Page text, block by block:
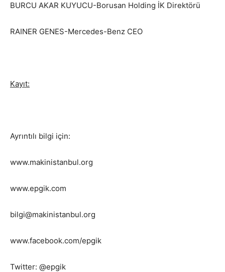
BURCU AKAR KUYUCU-Borusan Holding İK Direktörü
RAINER GENES-Mercedes-Benz CEO
Kayıt:
Ayrıntılı bilgi için:
www.makinistanbul.org
www.epgik.com
bilgi@makinistanbul.org
www.facebook.com/epgik
Twitter: @epgik